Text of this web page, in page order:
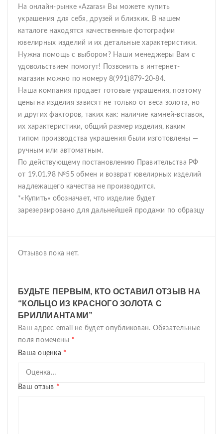
На онлайн-рынке «Azaras» Вы можете купить
украшения для себя, друзей и близких. В нашем
каталоге находятся качественные фотографии
ювелирных изделий и их детальные характеристики.
Нужна помощь с выбором? Наши менеджеры Вам с
удовольствием помогут! Позвонить в интернет-
магазин можно по номеру 8(991)879-20-84.
Наша компания продает готовые украшения, поэтому
цены на изделия зависят не только от веса золота, но
и других факторов, таких как: наличие камней-вставок,
их характеристики, общий размер изделия, каким
типом производства украшения были изготовлены —
ручным или автоматным.
По действующему постановлению Правительства РФ
от 19.01.98 №55 обмен и возврат ювелирных изделий
надлежащего качества не производится.
*«Купить» обозначает, что изделие будет
зарезервировано для дальнейшей продажи по образцу
Отзывов пока нет.
БУДЬТЕ ПЕРВЫМ, КТО ОСТАВИЛ ОТЗЫВ НА
“КОЛЬЦО ИЗ КРАСНОГО ЗОЛОТА С
БРИЛЛИАНТАМИ”
Ваш адрес email не будет опубликован. Обязательные
поля помечены *
Ваша оценка *
Ваш отзыв *